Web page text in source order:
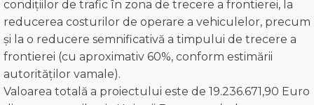
condițiilor de trafic în zona de trecere a frontierei, la
reducerea costurilor de operare a vehiculelor, precum
și la o reducere semnificativă a timpului de trecere a
frontierei (cu aproximativ 60%, conform estimării
autorităților vamale).
Valoarea totală a proiectului este de 19.236.671,90 Euro